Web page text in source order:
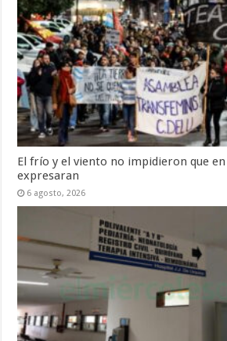
El frío y el viento no impidieron que
expresaran
6 agosto, 2026